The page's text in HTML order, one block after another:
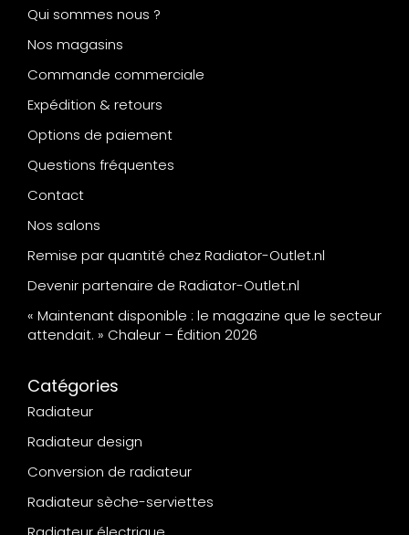
Qui sommes nous ?
Nos magasins
Commande commerciale
Expédition & retours
Options de paiement
Questions fréquentes
Contact
Nos salons
Remise par quantité chez Radiator-Outlet.nl
Devenir partenaire de Radiator-Outlet.nl
« Maintenant disponible : le magazine que le secteur
attendait. » Chaleur – Édition 2026
Catégories
Radiateur
Radiateur design
Conversion de radiateur
Radiateur sèche-serviettes